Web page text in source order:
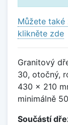
Můžete
klikněte zde
Granitový
30, otočný,
430 x 210
minimálně
Součástí